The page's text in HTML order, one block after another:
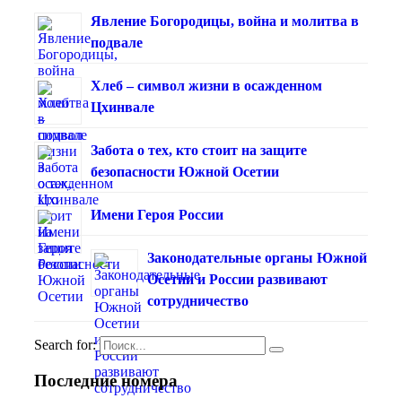
Явление Богородицы, война и молитва в
подвале
Хлеб – символ жизни в осажденном
Цхинвале
Забота о тех, кто стоит на защите
безопасности Южной Осетии
Имени Героя России
Законодательные органы Южной
Осетии и России развивают
сотрудничество
Search for:
Последние номера